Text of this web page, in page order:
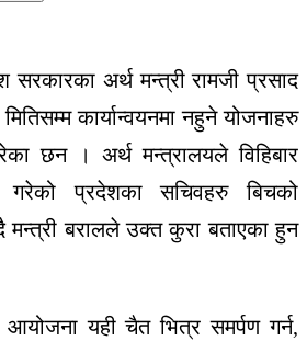
अर्थ मन्त्री रामजी प्रसाद
कार्यान्वयनमा नहुने योजनाहरु
छन । अर्थ मन्त्रालयले विहिबार
गरेको प्रदेशका सचिवहरु बिचको
बरालले उक्त कुरा बताएका हुन
यही चैत भित्र समर्पण गर्न,